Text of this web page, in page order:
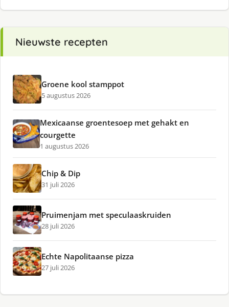
Nieuwste recepten
Groene kool stamppot
5 augustus 2026
Mexicaanse groentesoep met gehakt en
courgette
1 augustus 2026
Chip & Dip
31 juli 2026
Pruimenjam met speculaaskruiden
28 juli 2026
Echte Napolitaanse pizza
27 juli 2026